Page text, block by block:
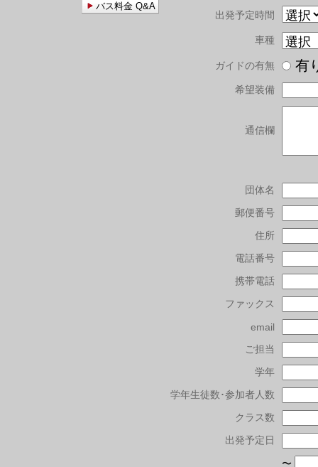
出発予定時間
車種
ガイドの有無
希望装備
通信欄
団体名
郵便番号
住所
電話番号
携帯電話
ファックス
email
ご担当
学年
学年生徒数･参加者人数
クラス数
出発予定日
〜
バス料金 Q&A